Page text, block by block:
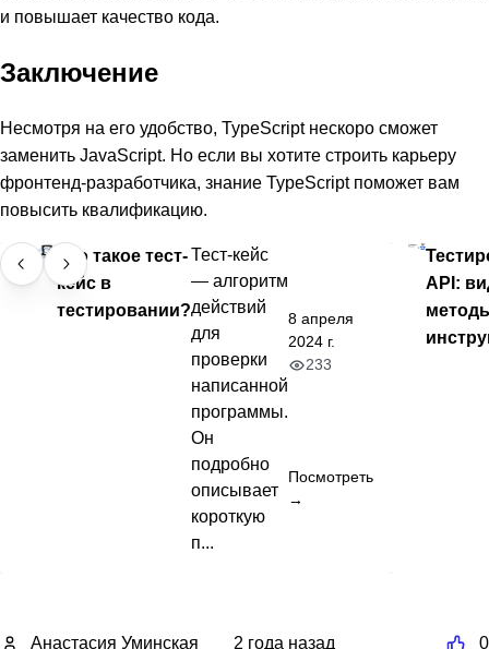
и повышает качество кода.
Заключение
Несмотря на его удобство, TypeScript нескоро сможет
заменить JavaScript. Но если вы хотите строить карьеру
фронтенд-разработчика, знание TypeScript поможет вам
повысить квалификацию.
Что такое тест-
кейс в
тестировании?
Тест-кейс
— алгоритм
действий
для
проверки
написанной
программы.
Он
подробно
описывает
короткую
п...
8 апреля
2024 г.
233
Посмотреть
→
API:
Анастасия Уминская 2 года назад 0